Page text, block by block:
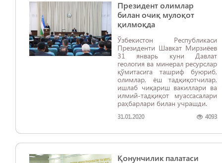
Президент олимлар
билан очиқ мулоқот
қилмоқда
Ўзбекистон Республикаси
Президенти Шавкат Мирзиёев
31 январь куни Давлат
геология ва минерал ресурслар
қўмитасига ташриф буюриб,
олимлар, ёш тадқиқотчилар,
ишлаб чиқариш вакиллари ва
илмий-тадқиқот муассасалари
раҳбарлари билан учрашди.
31.01.2020 4093
Қонунчилик палатаси